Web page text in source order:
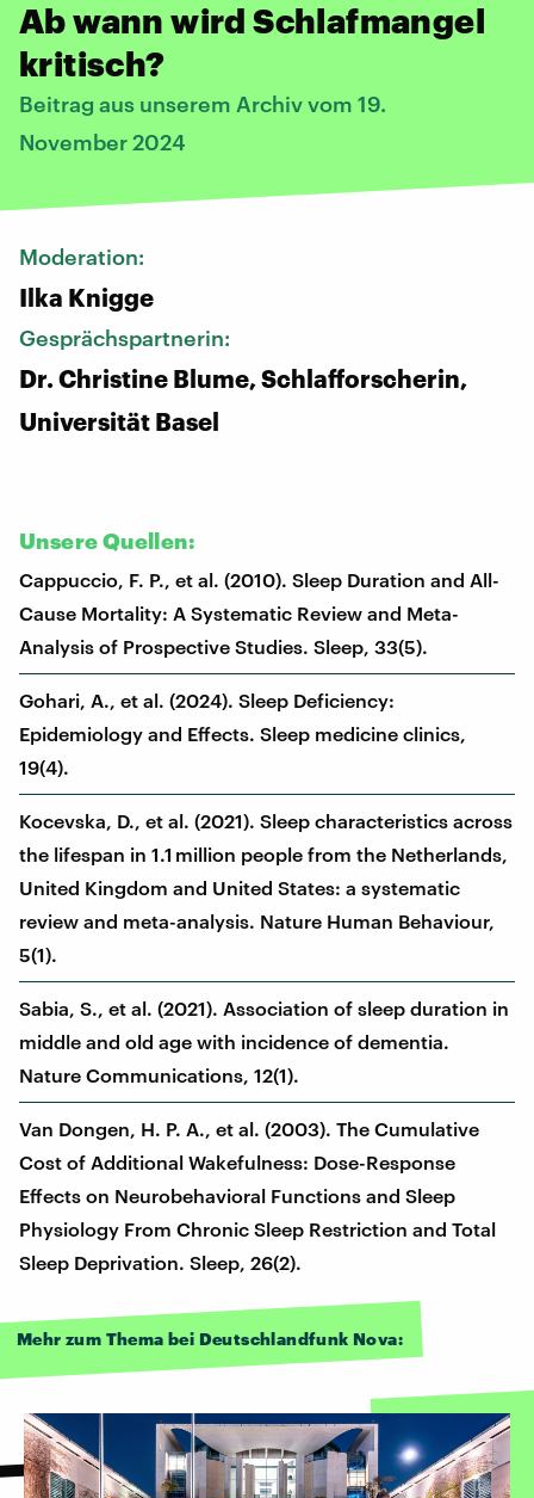
Ab wann wird Schlafmangel
kritisch?
Beitrag aus unserem Archiv vom 19.
November 2024
Moderation:
Ilka Knigge
Gesprächspartnerin:
Dr. Christine Blume, Schlafforscherin,
Universität Basel
Unsere Quellen:
Cappuccio, F. P., et al. (2010). Sleep Duration and All-
Cause Mortality: A Systematic Review and Meta-
Analysis of Prospective Studies. Sleep, 33(5).
Gohari, A., et al. (2024). Sleep Deficiency:
Epidemiology and Effects. Sleep medicine clinics,
19(4).
Kocevska, D., et al. (2021). Sleep characteristics across
the lifespan in 1.1 million people from the Netherlands,
United Kingdom and United States: a systematic
review and meta-analysis. Nature Human Behaviour,
5(1).
Sabia, S., et al. (2021). Association of sleep duration in
middle and old age with incidence of dementia.
Nature Communications, 12(1).
Van Dongen, H. P. A., et al. (2003). The Cumulative
Cost of Additional Wakefulness: Dose-Response
Effects on Neurobehavioral Functions and Sleep
Physiology From Chronic Sleep Restriction and Total
Sleep Deprivation. Sleep, 26(2).
Mehr zum Thema bei Deutschlandfunk Nova: